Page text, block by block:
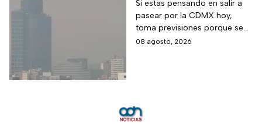
así esta la calidad del
aire hoy en la CDMX
Si estas pensando en salir a
pasear por la CDMX hoy,
toma previsiones porque se
detectaron partículas
08 agosto, 2026